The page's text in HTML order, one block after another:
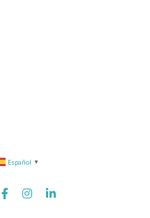
Español ▼